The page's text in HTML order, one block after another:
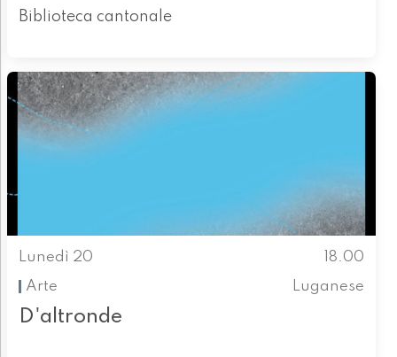
Biblioteca cantonale
Lunedì 20
18.00
Arte
Luganese
D'altronde